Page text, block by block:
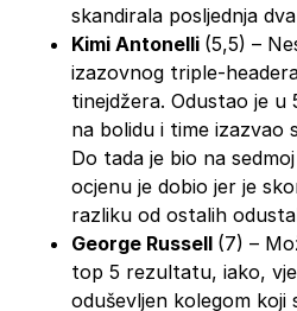
skandirala posljednja
Kimi Antonelli (5,5) –
izazovnog triple-
tinejdžera. Odustao je
na bolidu i time izazvao
Do tada je bio na
ocjenu je dobio jer je
razliku od ostalih
George Russell (7) –
top 5 rezultatu, iako,
oduševljen kolegom koji